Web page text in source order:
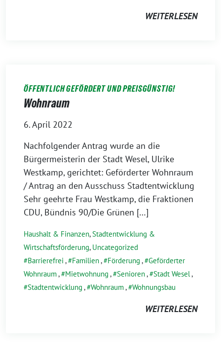
WEITERLESEN
ÖFFENTLICH GEFÖRDERT UND PREISGÜNSTIG!
Wohnraum
6. April 2022
Nachfolgender Antrag wurde an die
Bürgermeisterin der Stadt Wesel, Ulrike
Westkamp, gerichtet: Geförderter Wohnraum
/ Antrag an den Ausschuss Stadtentwicklung
Sehr geehrte Frau Westkamp, die Fraktionen
CDU, Bündnis 90/Die Grünen […]
Haushalt & Finanzen,Stadtentwicklung &
Wirtschaftsförderung, Uncategorized
Barrierefrei , Familien, Förderung , Geförderter
Wohnraum, Mietwohnung , Senioren, Stadt Wesel,
Stadtentwicklung , Wohnraum, Wohnungsbau
WEITERLESEN